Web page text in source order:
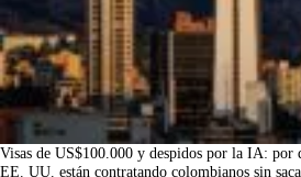
Visas de US$100.000 y despidos por la IA: por
EE. UU. están contratando colombianos sin